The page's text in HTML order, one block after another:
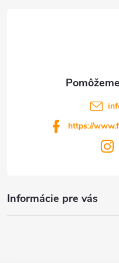
Informácie pre vás
https://